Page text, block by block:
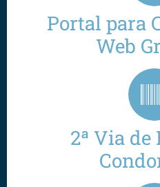
Portal para
Web
2ª Via de